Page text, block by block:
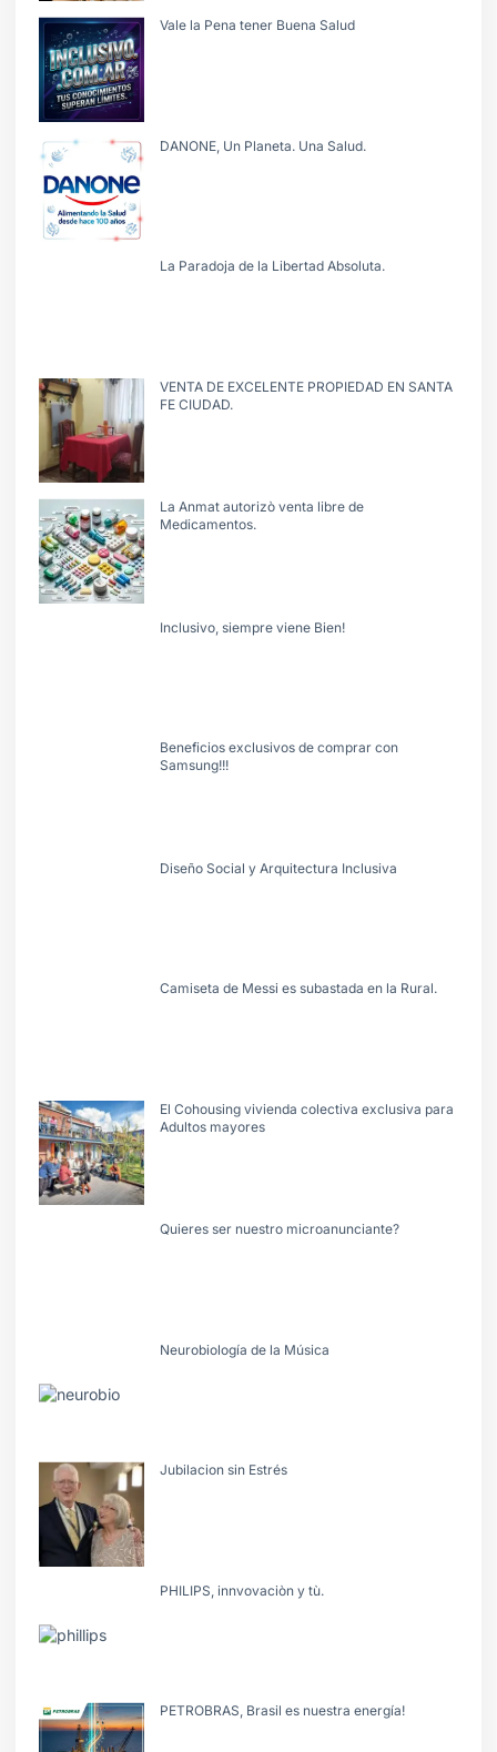
Vale la Pena tener Buena Salud
DANONE, Un Planeta. Una Salud.
La Paradoja de la Libertad Absoluta.
VENTA DE EXCELENTE PROPIEDAD EN SANTA
FE CIUDAD.
La Anmat autorizò venta libre de
Medicamentos.
Inclusivo, siempre viene Bien!
Beneficios exclusivos de comprar con
Samsung!!!
Diseño Social y Arquitectura Inclusiva
Camiseta de Messi es subastada en la Rural.
El Cohousing vivienda colectiva exclusiva para
Adultos mayores
Quieres ser nuestro microanunciante?
Neurobiología de la Música
Jubilacion sin Estrés
PHILIPS, innvovaciòn y tù.
PETROBRAS, Brasil es nuestra energía!